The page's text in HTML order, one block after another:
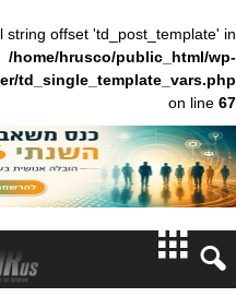
: Illegal string offset
/home/hrusco/
wp_booster/